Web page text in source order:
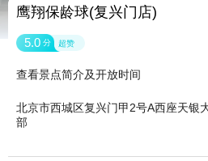
鹰翔保龄球(复兴门店)
5.0 分 超赞
查看景点简介及开放时间
北京市西城区复兴门甲2号A西座天银
部